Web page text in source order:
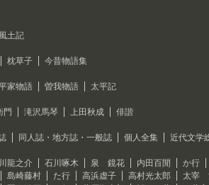
風土記
枕草子
今昔物語集
家物語 曽我物語
太平記
門 滝沢馬琴 上田秋成
俳諧
同人誌・地方誌・一般誌 個人全集
近代文学
龍之介 石川啄木 泉 鏡花 内田百閒
か行
島崎藤村 た行 高浜虚子 高村光太郎
太宰